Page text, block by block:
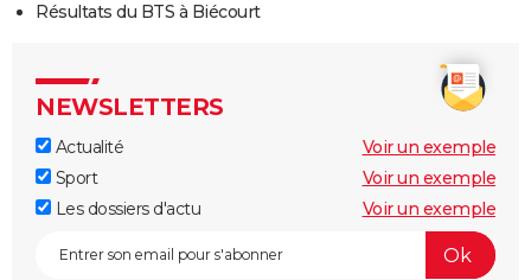
Résultats du BTS à Biécourt
NEWSLETTERS
Actualité
Voir un exemple
Sport
Voir un exemple
Les dossiers d'actu
Voir un exemple